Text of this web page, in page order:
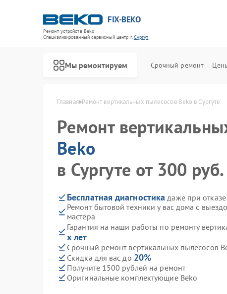
FIX-BEKO
Ремонт устройств Beko
Специализированный cервисный центр г.Сургут
Мы ремонтируем Срочный ремонт
Главная Ремонт вертикальных пылесосов Beko в Сургуте
Ремонт
Beko
в Сургуте от 300 руб.
Бесплатная диагностика даже при
Ремонт бытовой техники у вас дома с
мастера
Гарантия на наши работы по ремонту
х лет
Срочный ремонт вертикальных пылесосов
Скидка для вас до 20%
Получите 1500 рублей на ремонт
Оригинальные комплектующие Beko